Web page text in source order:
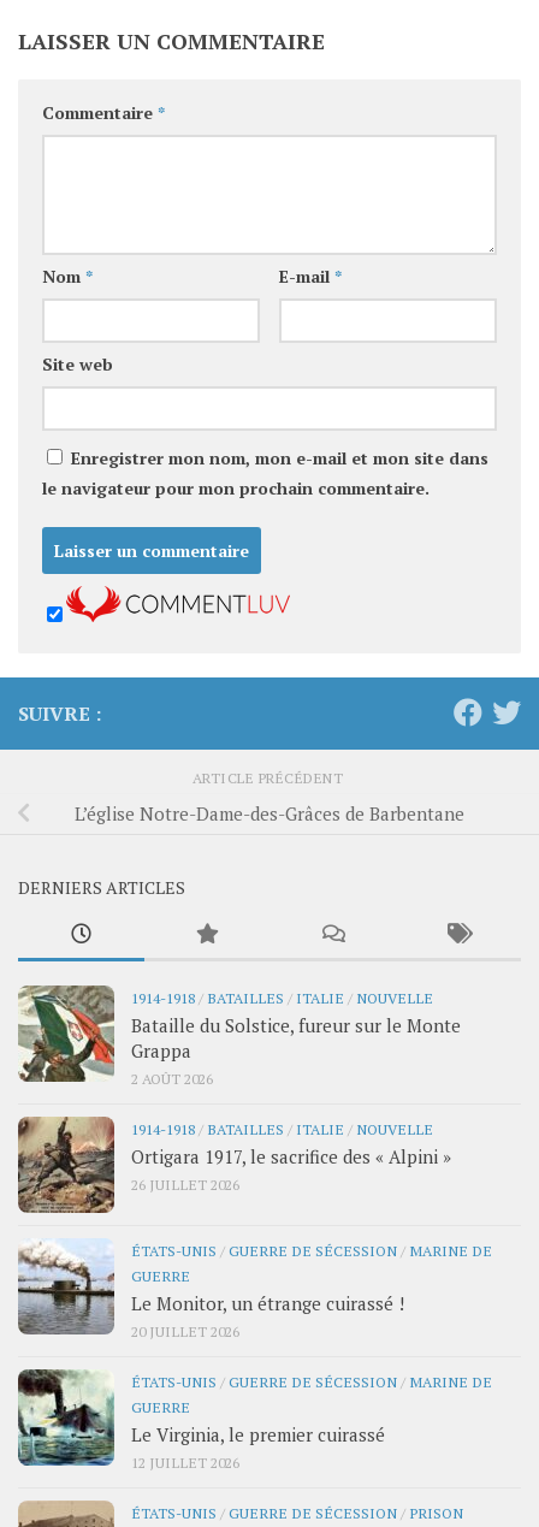
LAISSER UN COMMENTAIRE
Commentaire *
Nom * E-mail *
Site web
Enregistrer mon nom, mon e-mail et mon site dans
le navigateur pour mon prochain commentaire.
SUIVRE :
ARTICLE PRÉCÉDENT
L’église Notre-Dame-des-Grâces de Barbentane
DERNIERS ARTICLES
1914-1918 / BATAILLES / ITALIE / NOUVELLE
Bataille du Solstice, fureur sur le Monte
Grappa
2 AOÛT 2026
1914-1918 / BATAILLES / ITALIE / NOUVELLE
Ortigara 1917, le sacrifice des « Alpini »
26 JUILLET 2026
ÉTATS-UNIS /GUERRE DE SÉCESSION / MARINE DE
GUERRE
Le Monitor, un étrange cuirassé !
20 JUILLET 2026
ÉTATS-UNIS /GUERRE DE SÉCESSION / MARINE DE
GUERRE
Le Virginia, le premier cuirassé
12 JUILLET 2026
ÉTATS-UNIS /GUERRE DE SÉCESSION / PRISON